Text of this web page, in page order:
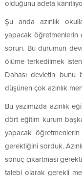
olduğunu adeta
Şu anda azınlık
yapacak
sorun. Bu durumun
ölüme terkedilmek
Dahası devletin bunu
düşünen çok azınlık
Bu yazımızda azınlık
dört eğitim kurum
yapacak
gerektiğini sorduk.
sonuç çıkartması
talebi olarak gerekli